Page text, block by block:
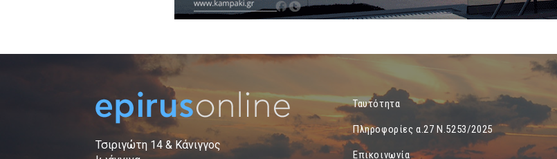
Τσιριγώτη 14 & Κάνιγγος
Ταυτότητα
Πληροφορίες α.27 Ν.5253/2025
Επικοινωνία